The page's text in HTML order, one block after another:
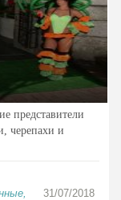
представители
черепахи и
31/07/2018